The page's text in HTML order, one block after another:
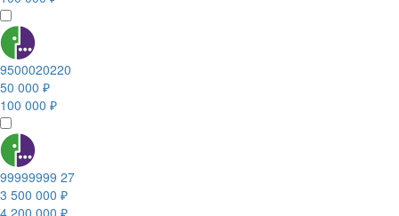
9500020220
50 000 ₽
100 000 ₽
99999999 27
3 500 000 ₽
4 200 000 ₽